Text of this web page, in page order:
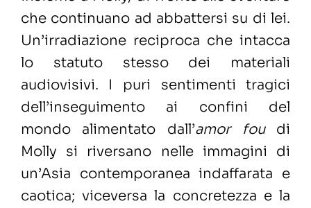
che continuano ad abbattersi su di lei.
Un’irradiazione reciproca che intacca
lo statuto stesso dei materiali
audiovisivi. I puri sentimenti tragici
dell’inseguimento ai confini del
mondo alimentato dall’amor fou di
Molly si riversano nelle immagini di
un’Asia contemporanea indaffarata e
caotica; viceversa la concretezza e la